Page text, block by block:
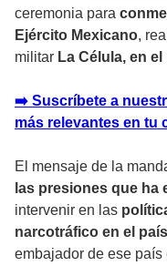
ceremonia para
Ejército Mexicano,
militar La Célula, en
➡️ Suscríbete a
más relevantes en tu
El mensaje de la
las presiones que
intervenir en las
narcotráfico en el país
embajador de ese país